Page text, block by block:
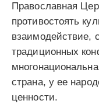
Православная
противостоять
взаимодействие,
традиционных
страна, у ее
ценности.